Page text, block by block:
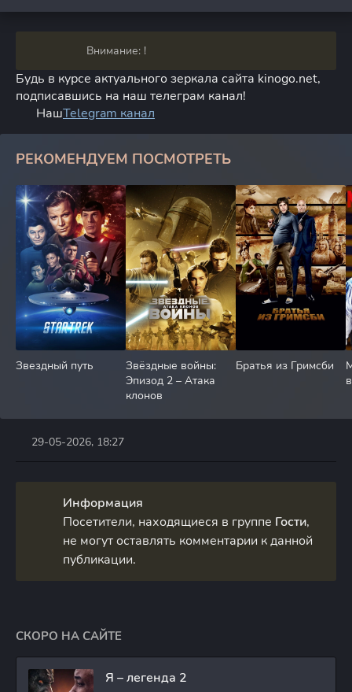
Внимание: !
Будь в курсе актуального зеркала сайта kinogo.net,
подписавшись на наш телеграм канал!
НашTelegram канал
РЕКОМЕНДУЕМ ПОСМОТРЕТЬ
Звездный путь
Звёздные войны:
Эпизод 2 – Атака
клонов
Братья из Гримсби
29-05-2026, 18:27
Информация
Посетители, находящиеся в группе Гости,
не могут оставлять комментарии к данной
публикации.
СКОРО НА САЙТЕ
Я – легенда 2